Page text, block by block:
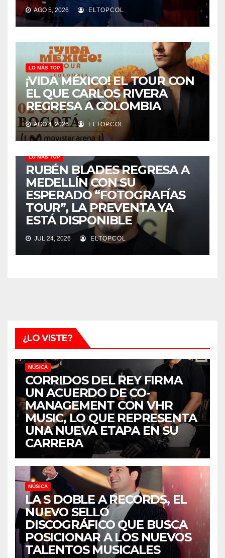
AGO 5, 2026 ELTOPCOL
LO MÁS TOP
¡VIDA MÉXICO! EL TOUR CON
EL QUE CARLOS RIVERA
REGRESA A COLOMBIA
AGO 4, 2026 ELTOPCOL
LO MÁS TOP
RUBÉN BLADES REGRESA A
MEDELLÍN CON SU
ESPERADO “FOTOGRAFÍAS
TOUR”, LA PREVENTA YA
ESTÁ DISPONIBLE
JUL 24, 2026 ELTOPCOL
¿LO VISTE?
MÚSICA
CORRIDOS DEL REY FIRMA
UN ACUERDO DE CO-
MANAGEMENT CON VHR
MUSIC, LO QUE REPRESENTA
UNA NUEVA ETAPA EN SU
CARRERA
MÚSICA
LA S DOBLE A RECORDS, EL
NUEVO SELLO
DISCOGRÁFICO QUE BUSCA
POSICIONAR A LOS NUEVOS
TALENTOS MUSICALES